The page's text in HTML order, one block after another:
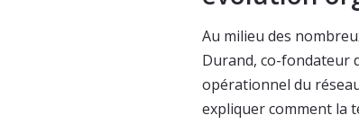
Au milieu des
Durand, co-fondateur
opérationnel du
expliquer comment la